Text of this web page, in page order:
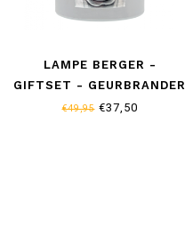
LAMPE BERGER -
GIFTSET - GEURBRANDER
- MAISON BERGER 125
€49,95€37,50